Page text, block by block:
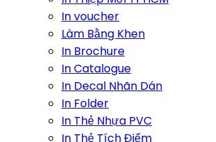
In voucher
Làm Bằng Khen
In Brochure
In Catalogue
In Decal Nhãn Dán
In Folder
In Thẻ Nhựa PVC
In Thẻ Tích Điểm